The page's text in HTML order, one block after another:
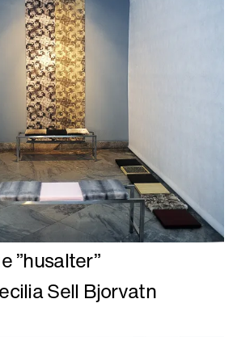
”husalter”
Sell Bjorvatn